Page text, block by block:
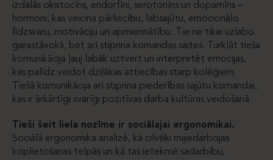
izdalās oksitocīns, endorfīni, serotonīns un dopamīns –
hormoni, kas veicina pārliecību, labsajūtu, emocionālo
līdzsvaru, motivāciju un apmierinātību. Tie ne tikai uzlabo
garastāvokli, bet arī stiprina komandas saites. Turklāt tieša
komunikācija ļauj labāk uztvert un interpretēt emocijas,
kas palīdz veidot dziļākas attiecības starp kolēģiem.
Tiešā komunikācija arī stiprina piederības sajūtu komandai,
kas ir ārkārtīgi svarīgi pozitīvas darba kultūras veidošanā.
Tieši šeit liela nozīme ir sociālajai ergonomikai.
Sociālā ergonomika analizē, kā cilvēki mijiedarbojas
koplietošanas telpās un kā tas ietekmē sadarbību,